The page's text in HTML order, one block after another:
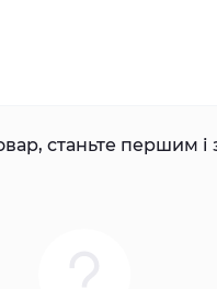
станьте першим і